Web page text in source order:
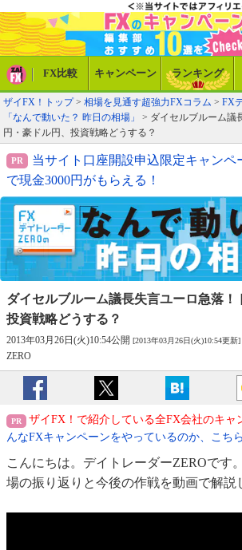
FX比較 キャンペーン ランキング
ザイFX！トップ> 相場を見通す超強力FXコラム > FX
「なんで動いた？ 昨日の相場」
> ダイセルブルーム議
円・豪ドル円、投資戦略どうする？
当サイト口座開設申込限定キャンペ
で現金3000円がもらえる！
ダイセルブルーム議長失言ユーロ急落！
投資戦略どうする？
2013年03月26日(火)10:54公開 [2013年03月26日(火)10:54更新]
ZERO
ザイFX！で紹介している全FX会社のキャ
んなFXキャンペーンをやっているのか、こち
こんにちは。デイトレーダーZEROです
場の振り返りと今後の作戦を動画で解説